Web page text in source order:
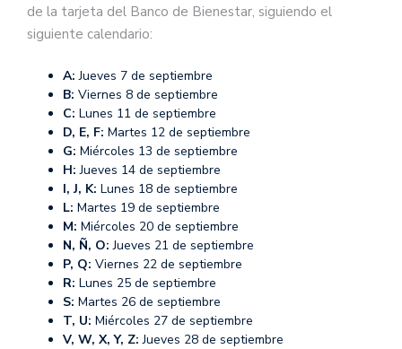
de la tarjeta del Banco de Bienestar, siguiendo el
siguiente calendario:
A: Jueves 7 de septiembre
B: Viernes 8 de septiembre
C: Lunes 11 de septiembre
D, E, F: Martes 12 de septiembre
G: Miércoles 13 de septiembre
H: Jueves 14 de septiembre
I, J, K: Lunes 18 de septiembre
L: Martes 19 de septiembre
M: Miércoles 20 de septiembre
N, Ñ, O: Jueves 21 de septiembre
P, Q: Viernes 22 de septiembre
R: Lunes 25 de septiembre
S: Martes 26 de septiembre
T, U: Miércoles 27 de septiembre
V, W, X, Y, Z: Jueves 28 de septiembre